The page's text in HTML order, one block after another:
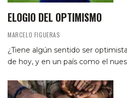
ELOGIO DEL OPTIMISMO
MARCELO FIGUERAS
¿Tiene algún sentido ser
de hoy, y en un país como el